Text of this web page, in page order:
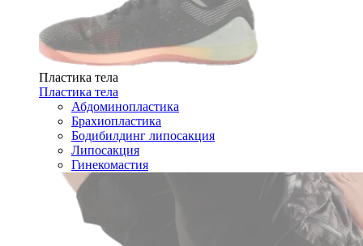
Пластика тела
Пластика тела
Абдоминопластика
Брахиопластика
Бодибилдинг липосакция
Липосакция
Гинекомастия